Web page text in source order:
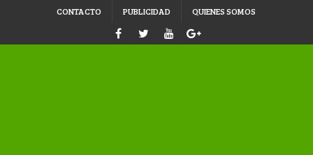
CONTACTO PUBLICIDAD QUIENES SOMOS